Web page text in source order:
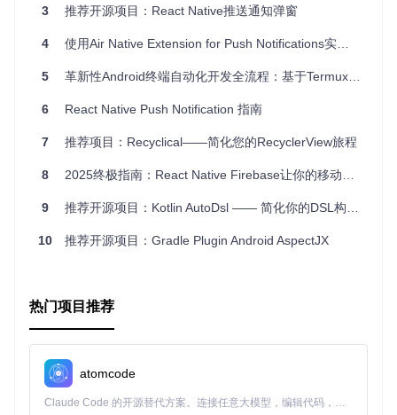
项目及技术应用场景
不论是在消息应用中推送新消息，还是在音乐播放器中创建媒
oid Notification DSL都能派上大用场。特别是当你需要创建大
项目特点
简洁的Kotlin DSL ：使用链式调用来构造通知，使得代码
全面的功能覆盖 ：不仅支持基础的通知构建，还包括通知
良好的社区支持
可以确保其兼容性和稳定性。
总的来说，如果你一直在寻找一种更高效、更易于理解和维护
的方式来处理Android的通知，那么Android Notification DSL
绝对值得你尝试。现在就将其添加到你的Gradle依赖中，让代
码变得更有表现力吧！
3 推荐开源项目：React Native推送通知弹窗
4 使用Air Native Extension for Push Notifications实现跨平台通知
5 革新性Android终端自动化开发全流程：基于Termux API的技术实践指南
6 React Native Push Notification 指南
7 推荐项目：Recyclical——简化您的RecyclerView旅程
8 2025终极指南：React Native Firebase让你的移动开发效率提升300% 🚀
9 推荐开源项目：Kotlin AutoDsl —— 简化你的DSL构建过程
10 推荐开源项目：Gradle Plugin Android AspectJX
热门项目推荐
atomcode
Claude Code 的开源替代方案。连接任意大模型，编辑代码，运行命令，自动验证 — 全自动执行。用 Rust 构建，极致性能。 ｜ An open-source alternative to Claude Code. Connect any LLM, edit code, run commands, and verify changes — autonomously. Built in Rust for speed. Get Started